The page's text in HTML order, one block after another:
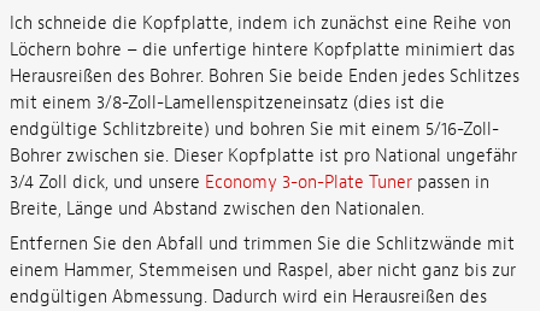
Ich schneide die Kopfplatte, indem ich zunächst eine Reihe von
Löchern bohre – die unfertige hintere Kopfplatte minimiert das
Herausreißen des Bohrer. Bohren Sie beide Enden jedes Schlitzes
mit einem 3/8-Zoll-Lamellenspitzeneinsatz (dies ist die
endgültige Schlitzbreite) und bohren Sie mit einem 5/16-Zoll-
Bohrer zwischen sie. Dieser Kopfplatte ist pro National ungefähr
3/4 Zoll dick, und unsere Economy 3-on-Plate Tunerpassen in
Breite, Länge und Abstand zwischen den Nationalen.
Entfernen Sie den Abfall und trimmen Sie die Schlitzwände mit
einem Hammer, Stemmeisen und Raspel, aber nicht ganz bis zur
endgültigen Abmessung. Dadurch wird ein Herausreißen des